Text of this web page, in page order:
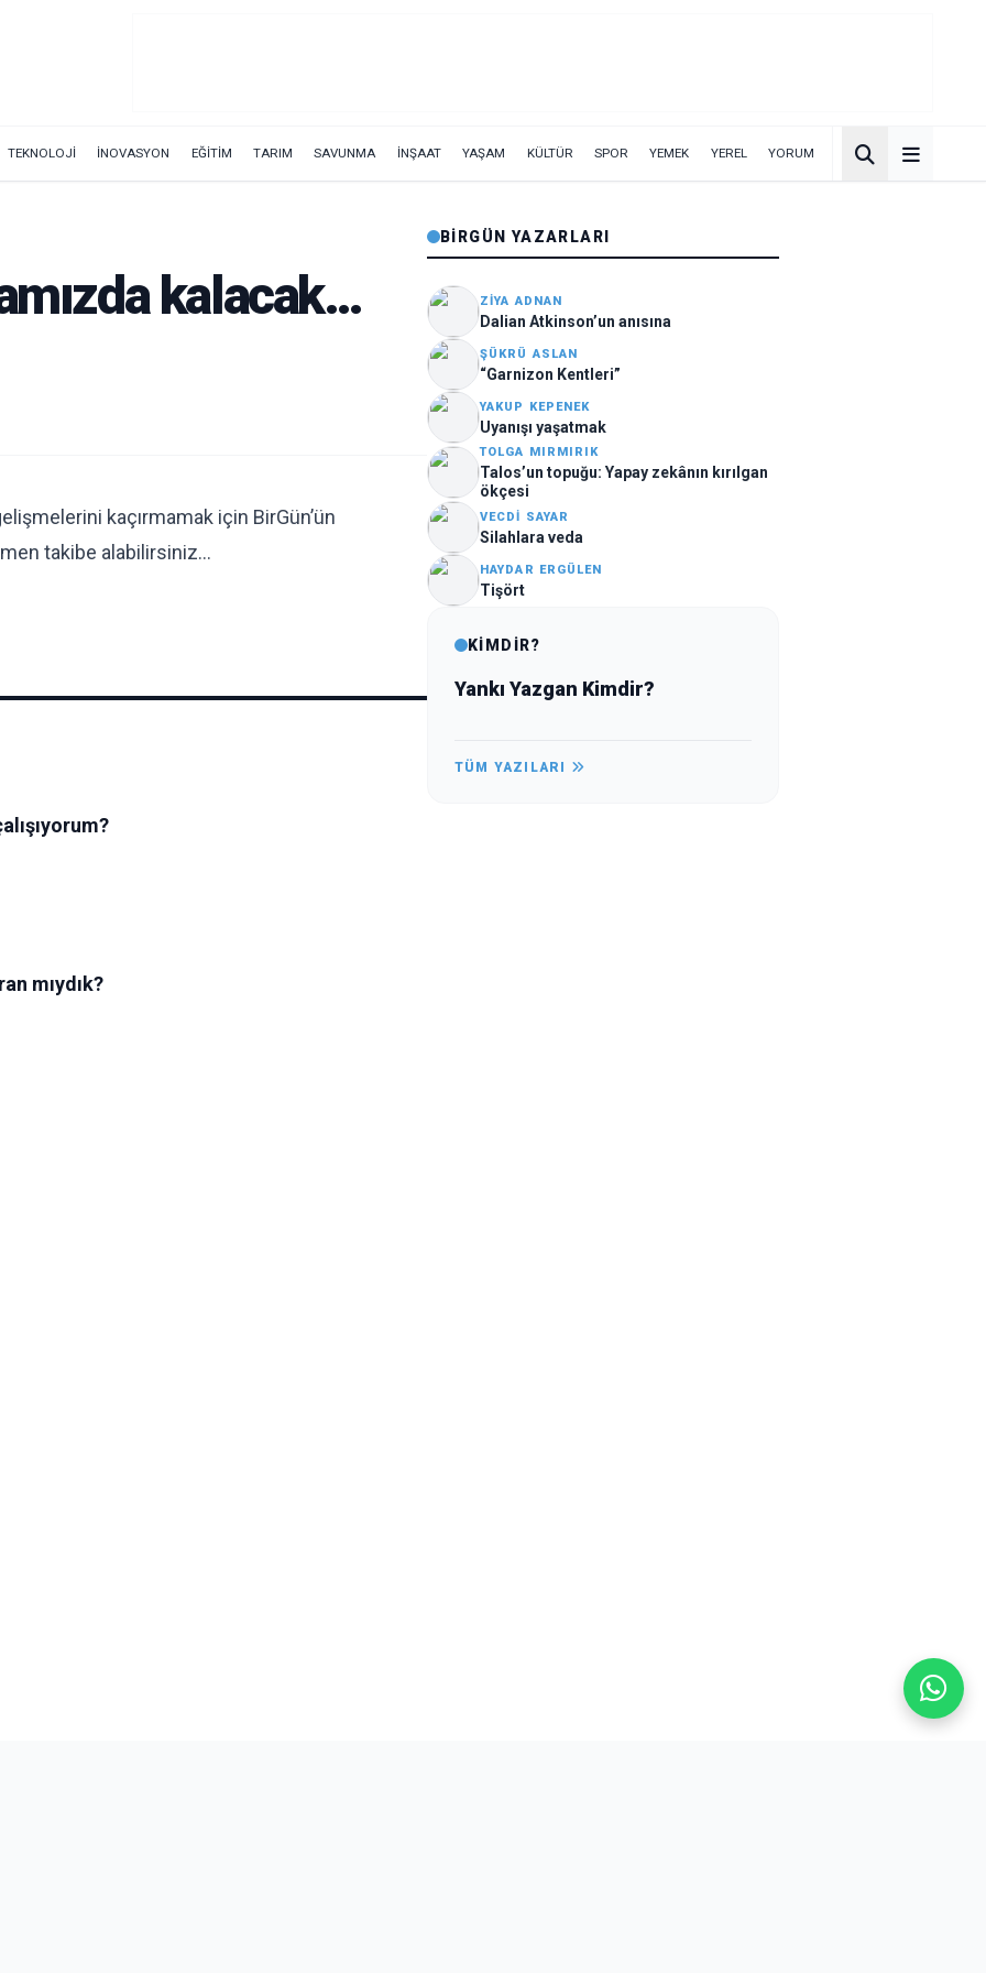
TEKNOLOJİ İNOVASYON EĞİTİM TARIM SAVUNMA İNŞAAT YAŞAM KÜLTÜR SPOR YEMEK YEREL YORUM
kalacak…
kaçırmamak için BirGün’ün
takibe alabilirsiniz…
mıydık?
BIRGÜN YAZARLARI
ZIYA ADNAN
Dalian Atkinson’un anısına
ŞÜKRÜ ASLAN
“Garnizon Kentleri”
YAKUP KEPENEK
Uyanışı yaşatmak
TOLGA MIRMIRIK
Talos’un topuğu: Yapay zekânın kırılgan
ökçesi
VECDI SAYAR
Silahlara veda
HAYDAR ERGÜLEN
Tişört
KİMDİR?
Yankı Yazgan Kimdir?
TÜM YAZILARI